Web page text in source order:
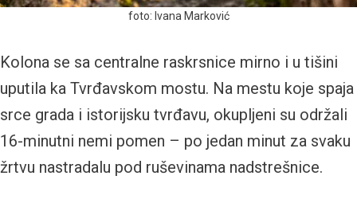
foto: Ivana Marković
Kolona se sa centralne raskrsnice mirno i u tišini
uputila ka Tvrđavskom mostu. Na mestu koje spaja
srce grada i istorijsku tvrđavu, okupljeni su održali
16-minutni nemi pomen – po jedan minut za svaku
žrtvu nastradalu pod ruševinama nadstrešnice.